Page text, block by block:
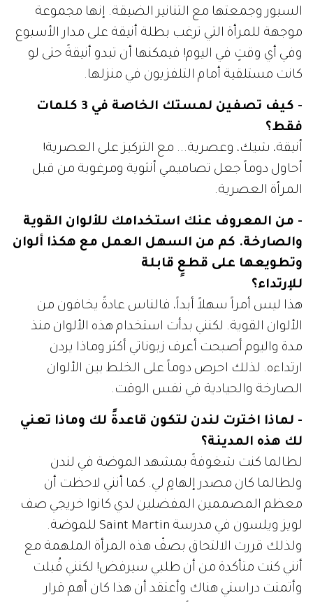
السبور وجمعتها مع التنانير الضيقة. إنها مجموعة
موجهة للمرأة التي ترغب بطلة أنيقة على مدار الأسبوع
وفي أي وقتٍ في اليوم! فيمكنها أن تبدو أنيقةً حتى لو
كانت مستلقية أمام التلفزيون في منزلها.
- كيف تصفين لمستك الخاصة في 3 كلمات
فقط؟
أنيقة، شيك، وعصرية... مع التركيز على العصرية!
أحاول دوماً جعل تصاميمي أنثوية ومرغوبة من قبل
المرأة العصرية.
- من المعروف عنك استخدامك للألوان القوية
والصارخة. كم من السهل العمل مع هكذا ألوان
وتطويعها على قطعٍ قابلة
للإرتداء؟
هذا ليس أمراً سهلاً أبداً، فالناس عادةً يخافون من
الألوان القوية. لكنني بدأت استخدام هذه الألوان منذ
مدة واليوم أصبحت أعرف زبوناتي أكثر وماذا يردن
ارتداءه. لذلك احرص دوماً على الخلط بين الألوان
الصارخة والحيادية في نفس الوقت.
- لماذا اخترت لندن لتكون قاعدةً لك وماذا تعني
لك هذه المدينة؟
لطالما كنت شغوفةً بمشهد الموضة في لندن
ولطالما كان مصدر إلهامٍ لي. كما أنني لاحظت أن
معظم المصممين المفضلين لدي كانوا خريجي صف
لويز ويلسون في مدرسة Saint Martin للموضة.
ولذلك قررت الالتحاق بصفّ هذه المرأة الملهمة مع
أنني كنت متأكدة من أن طلبي سيرفض! لكنني قُبلت
وأتمتت دراستي هناك وأعتقد أن هذا كان أهم قرار